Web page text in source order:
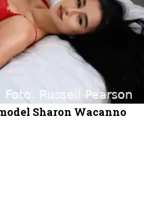
Sharon Wacanno